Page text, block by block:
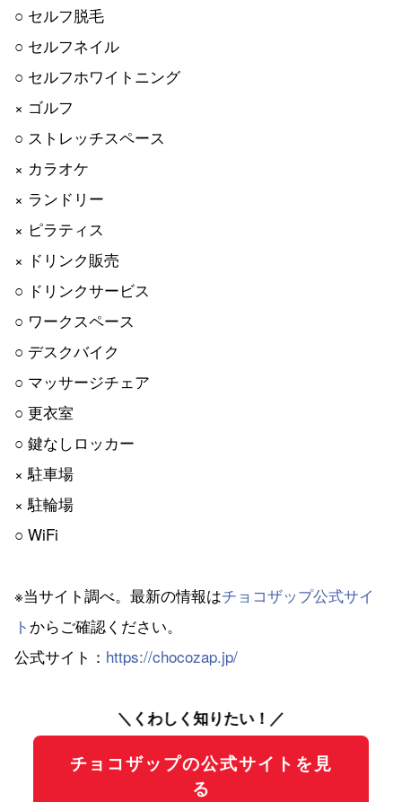
○ セルフ脱毛
○ セルフネイル
○ セルフホワイトニング
× ゴルフ
○ ストレッチスペース
× カラオケ
× ランドリー
× ピラティス
× ドリンク販売
○ ドリンクサービス
○ ワークスペース
○ デスクバイク
○ マッサージチェア
○ 更衣室
○ 鍵なしロッカー
× 駐車場
× 駐輪場
○ WiFi
※当サイト調べ。最新の情報はチョコザップ公式サイ
ト からご確認ください。
公式サイト： https://chocozap.jp/
＼くわしく知りたい！／
チョコザップの公式サイトを見
る